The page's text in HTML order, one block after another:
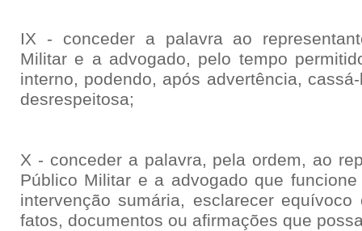
IX - conceder a palavra ao
Militar e a advogado, pelo tempo
interno, podendo, após advertência,
desrespeitosa;
X - conceder a palavra, pela ordem, ao
Público Militar e a advogado que
intervenção sumária, esclarecer
fatos, documentos ou afirmações que